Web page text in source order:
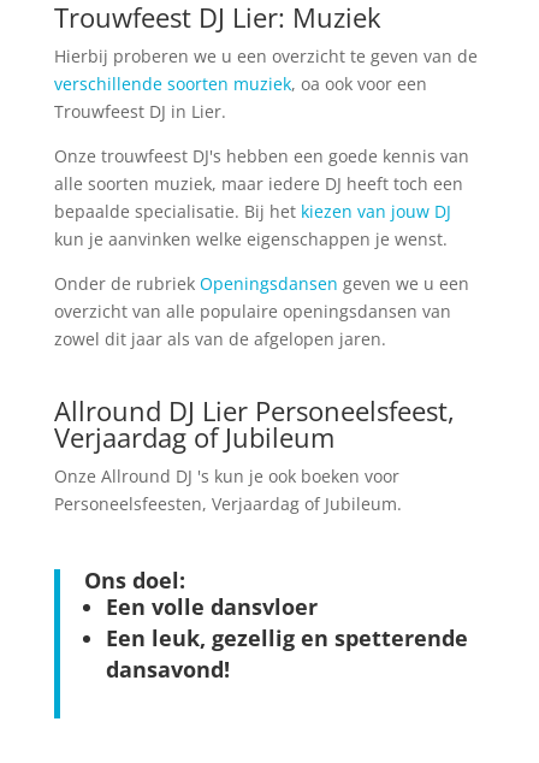
Trouwfeest DJ Lier: Muziek
Hierbij proberen we u een overzicht te geven van de
verschillende soorten muziek, oa ook voor een
Trouwfeest DJ in Lier.
Onze trouwfeest DJ's hebben een goede kennis van
alle soorten muziek, maar iedere DJ heeft toch een
bepaalde specialisatie. Bij het kiezen van jouw DJ
kun je aanvinken welke eigenschappen je wenst.
Onder de rubriek Openingsdansen geven we u een
overzicht van alle populaire openingsdansen van
zowel dit jaar als van de afgelopen jaren.
Allround DJ Lier Personeelsfeest,
Verjaardag of Jubileum
Onze Allround DJ 's kun je ook boeken voor
Personeelsfeesten, Verjaardag of Jubileum.
Ons doel:
Een volle dansvloer
Een leuk, gezellig en spetterende
dansavond!